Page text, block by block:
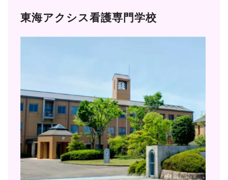
東海アクシス看護専門学校